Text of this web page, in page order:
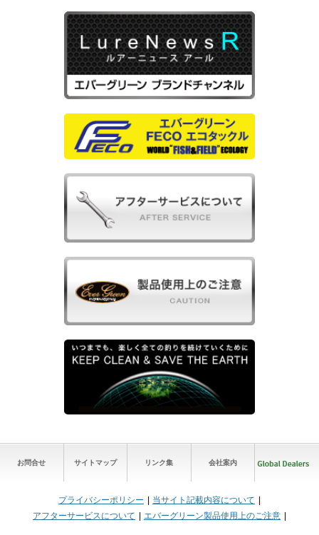
お問合せ サイトマップ リンク集 会社案内
プライバシーポリシー
当サイト記載内容について
アフターサービスについて
エバーグリーン製品使用上のご注意